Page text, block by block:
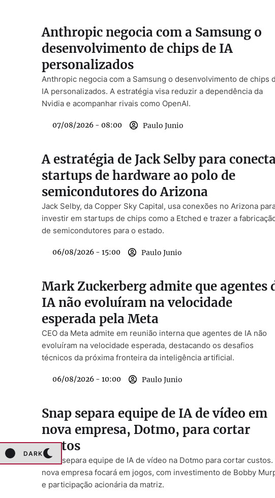
DARK
Anthropic negocia com a Samsung o
desenvolvimento de chips de IA
personalizados
Anthropic negocia com a Samsung o desenvolvimento de chips
IA personalizados. A estratégia visa reduzir a dependência da
Nvidia e acompanhar rivais como OpenAI.
07/08/2026 - 08:00 Paulo Junio
A estratégia de Jack Selby para
startups de hardware ao polo de
semicondutores do Arizona
Jack Selby, da Copper Sky Capital, usa conexões no Arizona
investir em startups de chips como a Etched e trazer a
de semicondutores para o estado.
06/08/2026 - 15:00 Paulo Junio
Mark Zuckerberg admite que agentes
IA não evoluíram na velocidade
esperada pela Meta
CEO da Meta admite em reunião interna que agentes de IA não
evoluíram na velocidade esperada, destacando os desafios
técnicos da próxima fronteira da inteligência artificial.
06/08/2026 - 10:00 Paulo Junio
Snap separa equipe de IA de vídeo em
nova empresa, Dotmo, para cortar
custos
Snap separa equipe de IA de vídeo na Dotmo para cortar custos.
nova empresa focará em jogos, com investimento de Bobby
e participação acionária da matriz.